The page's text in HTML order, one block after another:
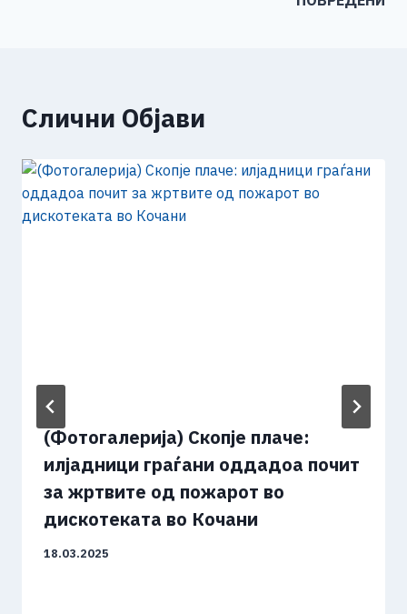
Слични Објави
(Фотогалерија) Скопје плаче:
илјадници граѓани оддадоа почит
за жртвите од пожарот во
дискотеката во Кочани
18.03.2025